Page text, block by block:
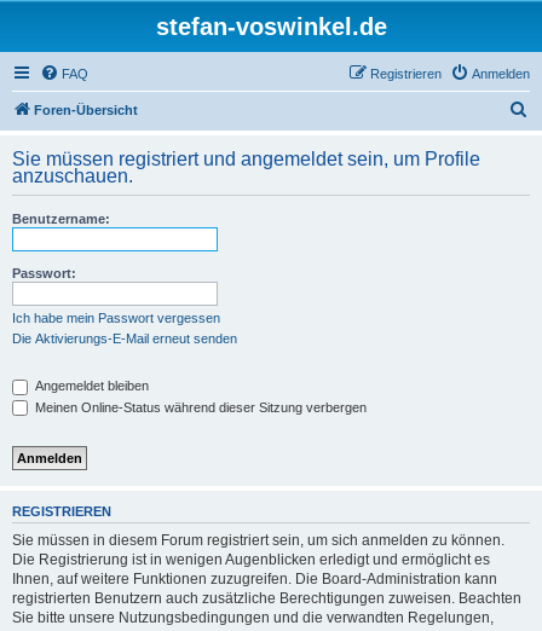
stefan-voswinkel.de
FAQ Anmelden
Registrieren
Foren-Übersicht
h
Sie müssen registriert und angemeldet sein, um Profile
anzuschauen.
Benutzername:
Passwort:
Ich habe mein Passwort vergessen
Die Aktivierungs-E-Mail erneut senden
Angemeldet bleiben
Meinen Online-Status während dieser Sitzung verbergen
REGISTRIEREN
Sie müssen in diesem Forum registriert sein, um sich anmelden zu können.
Die Registrierung ist in wenigen Augenblicken erledigt und ermöglicht es
Ihnen, auf weitere Funktionen zuzugreifen. Die Board-Administration kann
registrierten Benutzern auch zusätzliche Berechtigungen zuweisen. Beachten
Sie bitte unsere Nutzungsbedingungen und die verwandten Regelungen,